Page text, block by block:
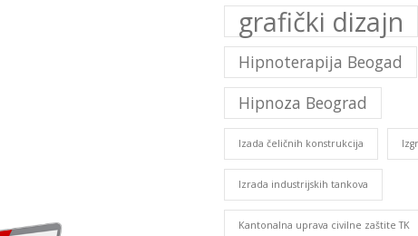
grafički dizajn
Hipnoterapija Beogad
Hipnoza Beograd
Izada čeličnih konstrukcija
Izrada industrijskih tankova
Kantonalna uprava civilne zaštite TK